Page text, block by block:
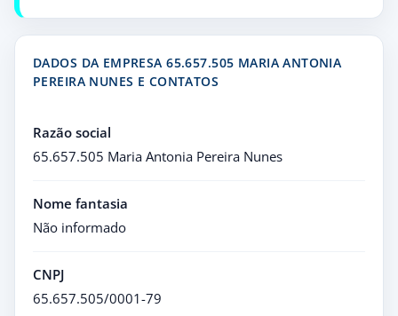
DADOS DA EMPRESA 65.657.505 MARIA ANTONIA
PEREIRA NUNES E CONTATOS
Razão social
65.657.505 Maria Antonia Pereira Nunes
Nome fantasia
Não informado
CNPJ
65.657.505/0001-79